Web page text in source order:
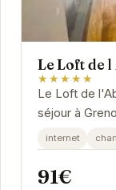
Le Loft de l
★★★★★
Le Loft de
séjour à
permet
internet
91€